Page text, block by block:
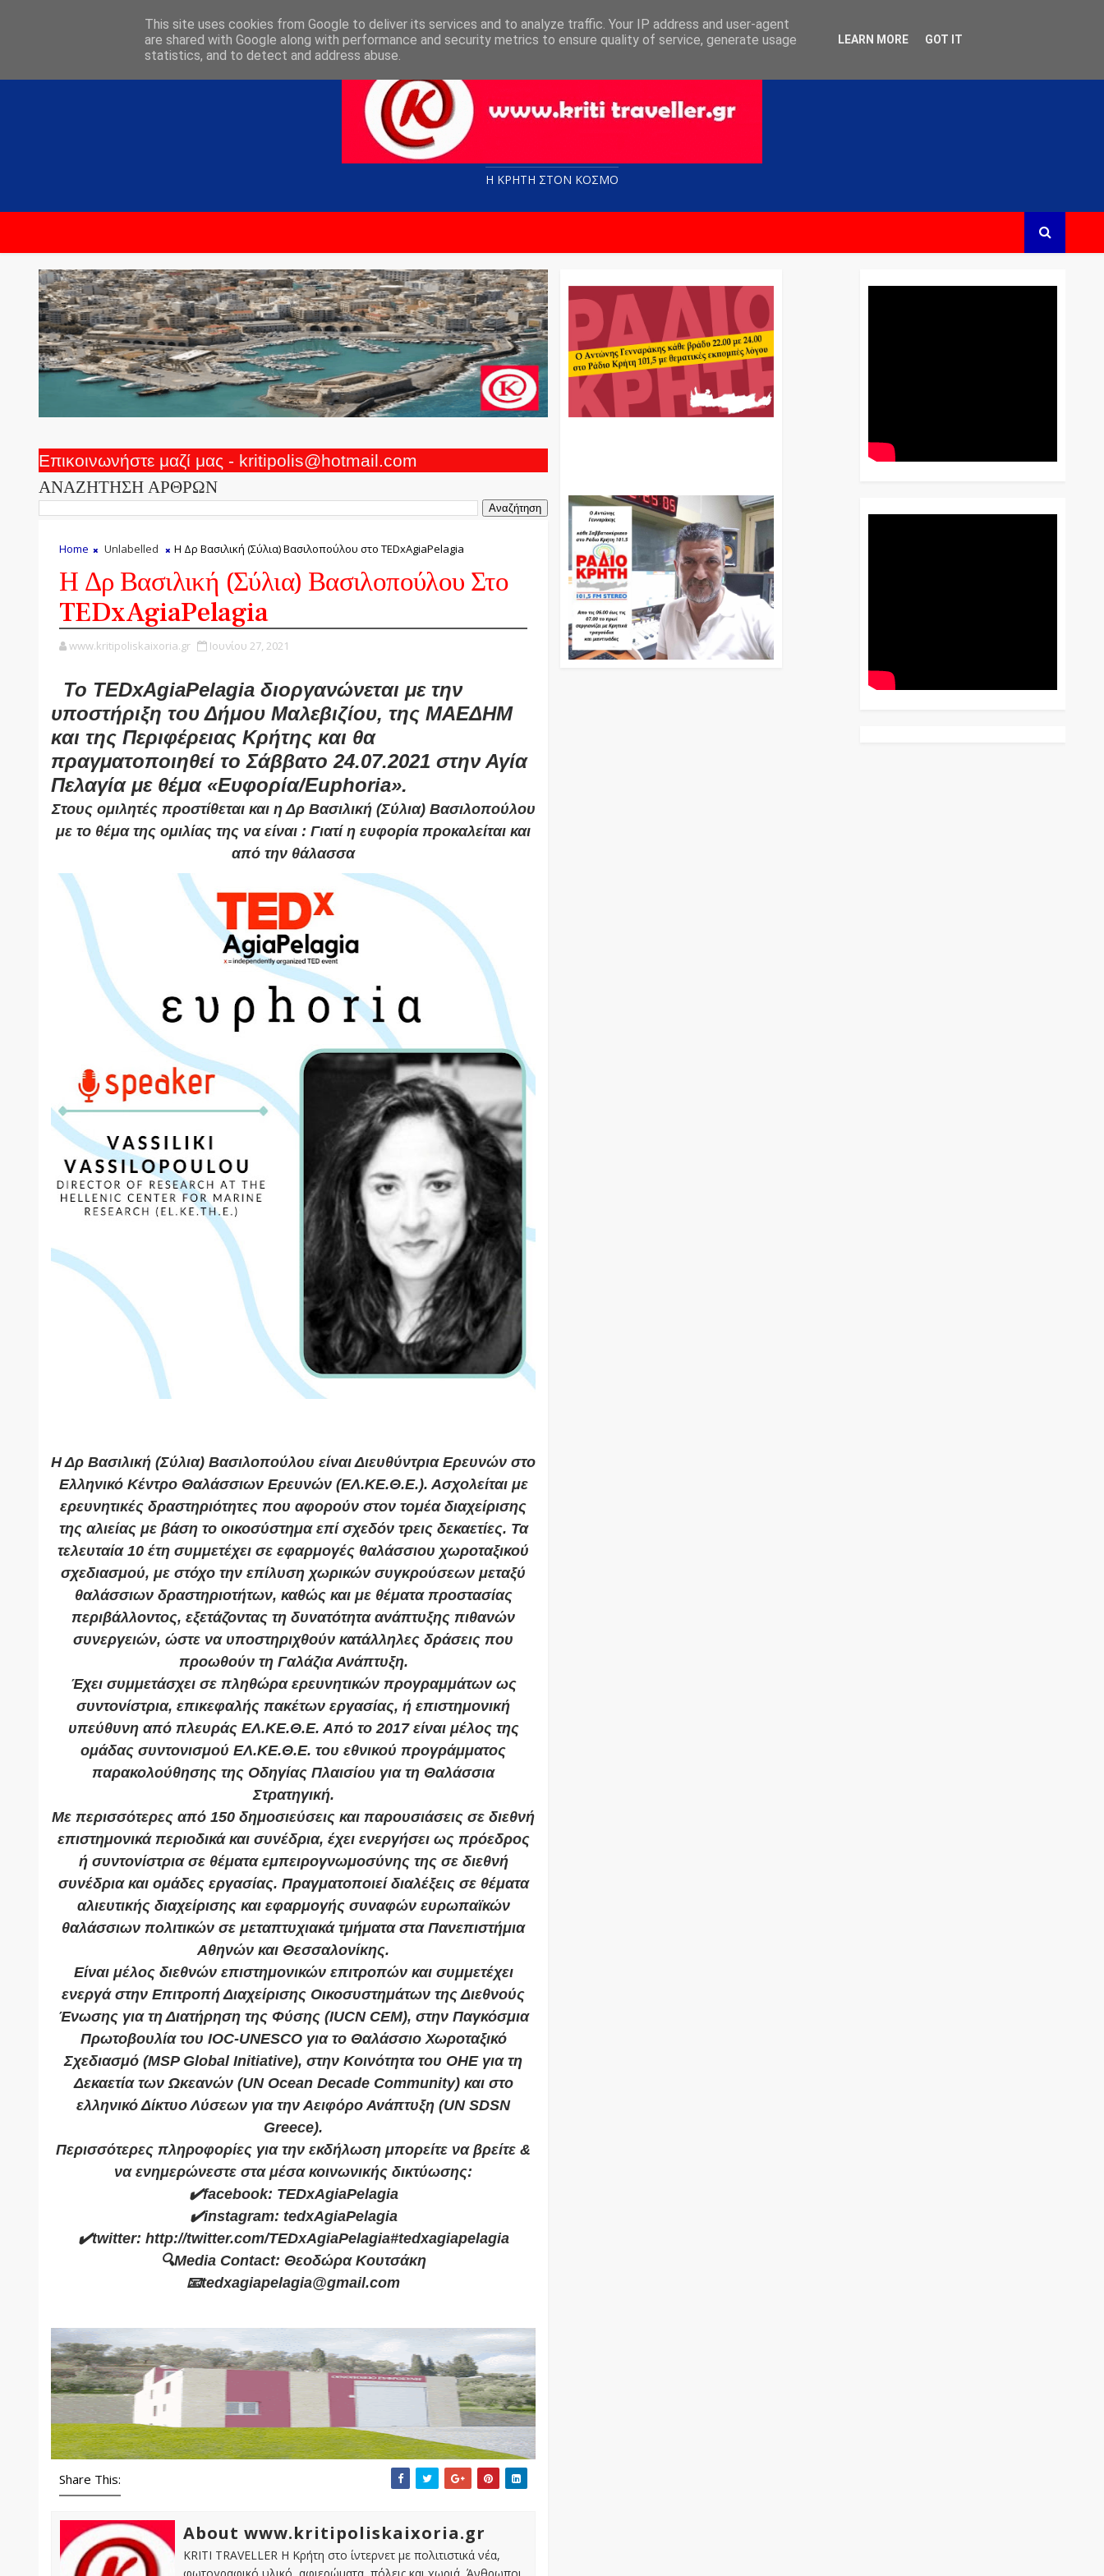
Η ΚΡΗΤΗ ΣΤΟN KOΣΜΟ
Επικοινωνήστε μαζί μας - kritipolis@hotmail.com
ΑΝΑΖΗΤΗΣΗ ΑΡΘΡΩΝ
Home Unlabelled Η Δρ Βασιλική (Σύλια) Βασιλοπούλου στο TEDxAgiaPelagia
Η Δρ Βασιλική (Σύλια) Βασιλοπούλου Στο
TEDxAgiaPelagia
www.kritipoliskaixoria.gr Ιουνίου 27, 2021
Το TEDxAgiaPelagia διοργανώνεται με την
υποστήριξη του Δήμου Μαλεβιζίου, της ΜΑΕΔΗΜ
και της Περιφέρειας Κρήτης και θα
πραγματοποιηθεί το Σάββατο 24.07.2021 στην Αγία
Πελαγία με θέμα «Ευφορία/Εuphoria».
Στους ομιλητές προστίθεται και η Δρ Βασιλική (Σύλια) Βασιλοπούλου
με το θέμα της ομιλίας της να είναι : Γιατί η ευφορία προκαλείται και
από την θάλασσα
Η Δρ Βασιλική (Σύλια) Βασιλοπούλου είναι Διευθύντρια Ερευνών στο
Ελληνικό Κέντρο Θαλάσσιων Ερευνών (ΕΛ.ΚΕ.Θ.Ε.). Ασχολείται με
ερευνητικές δραστηριότητες που αφορούν στον τομέα διαχείρισης
της αλιείας με βάση το οικοσύστημα επί σχεδόν τρεις δεκαετίες. Τα
τελευταία 10 έτη συμμετέχει σε εφαρμογές θαλάσσιου χωροταξικού
σχεδιασμού, με στόχο την επίλυση χωρικών συγκρούσεων μεταξύ
θαλάσσιων δραστηριοτήτων, καθώς και με θέματα προστασίας
περιβάλλοντος, εξετάζοντας τη δυνατότητα ανάπτυξης πιθανών
συνεργειών, ώστε να υποστηριχθούν κατάλληλες δράσεις που
προωθούν τη Γαλάζια Ανάπτυξη.
Έχει συμμετάσχει σε πληθώρα ερευνητικών προγραμμάτων ως
συντονίστρια, επικεφαλής πακέτων εργασίας, ή επιστημονική
υπεύθυνη από πλευράς ΕΛ.ΚΕ.Θ.Ε. Από το 2017 είναι μέλος της
ομάδας συντονισμού ΕΛ.ΚΕ.Θ.Ε. του εθνικού προγράμματος
παρακολούθησης της Οδηγίας Πλαισίου για τη Θαλάσσια
Στρατηγική.
Με περισσότερες από 150 δημοσιεύσεις και παρουσιάσεις σε διεθνή
επιστημονικά περιοδικά και συνέδρια, έχει ενεργήσει ως πρόεδρος
ή συντονίστρια σε θέματα εμπειρογνωμοσύνης της σε διεθνή
συνέδρια και ομάδες εργασίας. Πραγματοποιεί διαλέξεις σε θέματα
αλιευτικής διαχείρισης και εφαρμογής συναφών ευρωπαϊκών
θαλάσσιων πολιτικών σε μεταπτυχιακά τμήματα στα Πανεπιστήμια
Αθηνών και Θεσσαλονίκης.
Είναι μέλος διεθνών επιστημονικών επιτροπών και συμμετέχει
ενεργά στην Επιτροπή Διαχείρισης Οικοσυστημάτων της Διεθνούς
Ένωσης για τη Διατήρηση της Φύσης (IUCN CEM), στην Παγκόσμια
Πρωτοβουλία του IOC-UNESCO για το Θαλάσσιο Χωροταξικό
Σχεδιασμό (MSP Global Initiative), στην Κοινότητα του ΟΗΕ για τη
Δεκαετία των Ωκεανών (UN Ocean Decade Community) και στο
ελληνικό Δίκτυο Λύσεων για την Αειφόρο Ανάπτυξη (UN SDSN
Greece).
Περισσότερες πληροφορίες για την εκδήλωση μπορείτε να βρείτε &
να ενημερώνεστε στα μέσα κοινωνικής δικτύωσης:
✔️facebook: TEDxAgiaPelagia
✔️instagram: tedxAgiaPelagia
✔️twitter: http://twitter.com/TEDxAgiaPelagia#tedxagiapelagia
🔍Media Contact: Θεοδώρα Κουτσάκη
📧tedxagiapelagia@gmail.com
Share This:
About www.kritipoliskaixoria.gr
KRITI TRAVELLER Η Κρήτη στο ίντερνετ με πολιτιστικά νέα,
This site uses cookies from Google to deliver its services and to analyze traffic. Your IP address and user-agent
are shared with Google along with performance and security metrics to ensure quality of service, generate usage
statistics, and to detect and address abuse.
LEARN MORE GOT IT